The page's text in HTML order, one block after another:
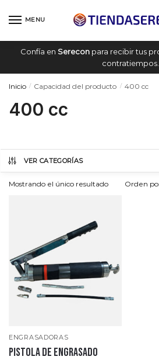
MENU
Confía en Sereconpara recibir tus
contratiempos.
Inicio / Capacidad del producto / 400 cc
400 cc
VER CATEGORÍAS
Mostrando el único resultado
ENGRASADORAS
Pistola de engrasado